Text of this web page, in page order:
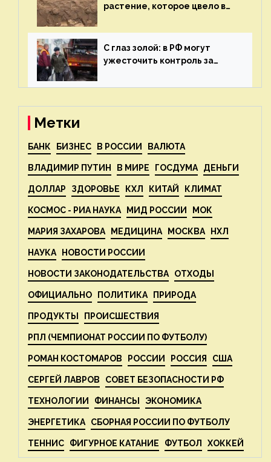
растение, которое цвело в
экологии на ECOportal
С глаз золой: в РФ могут
ужесточить контроль за
— новости экологии на
Метки
БАНК БИЗНЕС В РОССИИ ВАЛЮТА
ВЛАДИМИР ПУТИН В МИРЕ ГОСДУМА ДЕНЬГИ
ДОЛЛАР ЗДОРОВЬЕ КХЛ КИТАЙ КЛИМАТ
КОСМОС - РИА НАУКА МИД РОССИИ МОК
МАРИЯ ЗАХАРОВА МЕДИЦИНА МОСКВА НХЛ
НАУКА НОВОСТИ РОССИИ
НОВОСТИ ЗАКОНОДАТЕЛЬСТВА ОТХОДЫ
ОФИЦИАЛЬНО ПОЛИТИКА ПРИРОДА
ПРОДУКТЫ ПРОИСШЕСТВИЯ
РПЛ (ЧЕМПИОНАТ РОССИИ ПО ФУТБОЛУ)
РОМАН КОСТОМАРОВ РОССИИ РОССИЯ США
СЕРГЕЙ ЛАВРОВ СОВЕТ БЕЗОПАСНОСТИ РФ
ТЕХНОЛОГИИ ФИНАНСЫ ЭКОНОМИКА
ЭНЕРГЕТИКА СБОРНАЯ РОССИИ ПО ФУТБОЛУ
ТЕННИС ФИГУРНОЕ КАТАНИЕ ФУТБОЛ ХОККЕЙ